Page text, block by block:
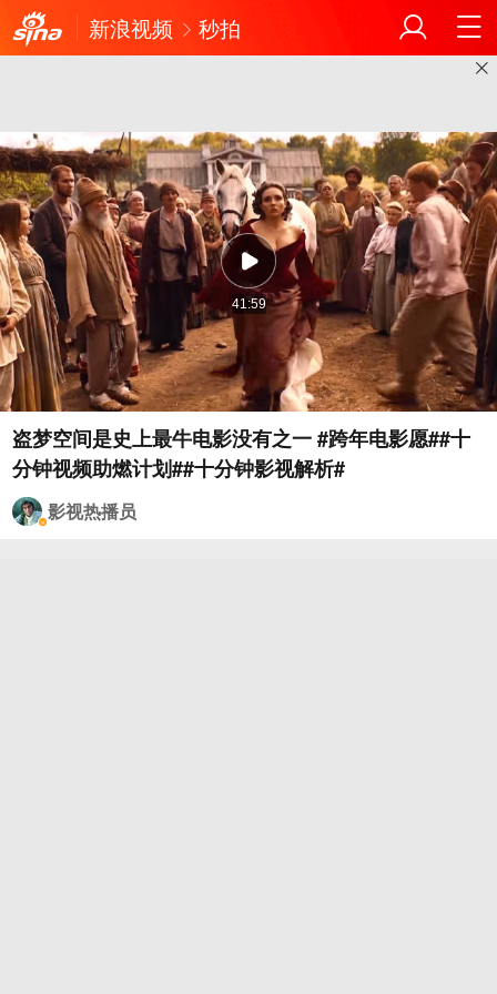
新浪视频 秒拍
41:59
盗梦空间是史上最牛电影没有之一 #跨年电影愿##十
影视热播员